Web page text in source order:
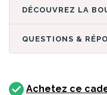
QUESTIONS &
Achetez ce